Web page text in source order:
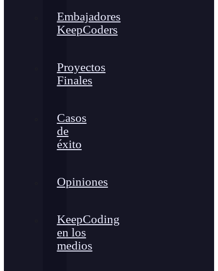
Embajadores
KeepCoders
Proyectos
Finales
Casos
de
éxito
Opiniones
KeepCoding
en los
medios